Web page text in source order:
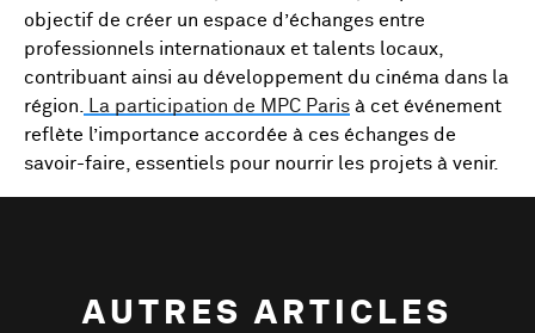
objectif de créer un espace d’échanges entre
professionnels internationaux et talents locaux,
contribuant ainsi au développement du cinéma dans la
région.
La participation de MPC Paris à cet événement
reflète l’importance accordée à ces échanges de
savoir-faire, essentiels pour nourrir les projets à venir.
AUTRES ARTICLES